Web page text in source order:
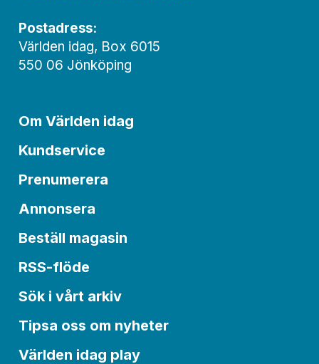
Postadress:
Världen idag, Box 6015
550 06 Jönköping
Om Världen idag
Kundservice
Prenumerera
Annonsera
Beställ magasin
RSS-flöde
Sök i vårt arkiv
Tipsa oss om nyheter
Världen idag play